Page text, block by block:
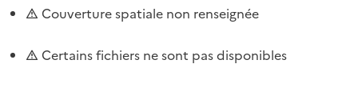
Couverture spatiale non renseignée
Certains fichiers ne sont pas disponibles